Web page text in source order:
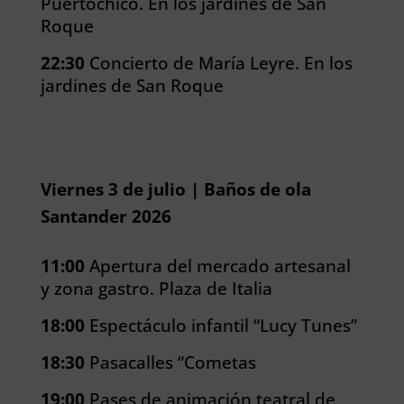
Roque
22:30 Concierto de María Leyre. En los
jardines de San Roque
Viernes 3 de julio | Baños de ola
Santander 2026
11:00 Apertura del mercado artesanal
y zona gastro. Plaza de Italia
18:00 Espectáculo infantil “Lucy Tunes”
18:30 Pasacalles “Cometas
19:00 Pases de animación teatral de